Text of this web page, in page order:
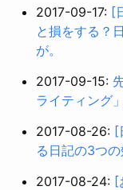
2017-09-17: [
と損をする？
が。
2017-09-15:
ライティング
2017-08-26: [
る日記の3つ
2017-08-24: [